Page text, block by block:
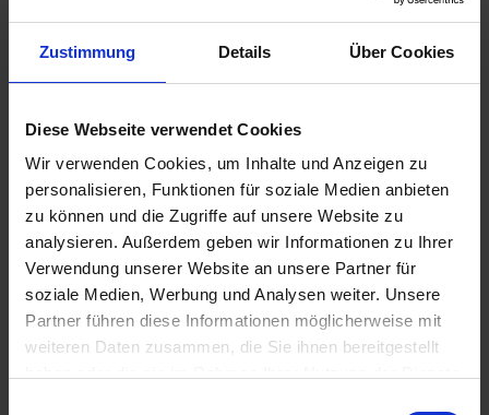
Zustimmung Details Über Cookies
Diese Webseite verwendet Cookies
Wir verwenden Cookies, um Inhalte und Anzeigen zu
personalisieren, Funktionen für soziale Medien anbieten
zu können und die Zugriffe auf unsere Website zu
analysieren. Außerdem geben wir Informationen zu Ihrer
Verwendung unserer Website an unsere Partner für
soziale Medien, Werbung und Analysen weiter. Unsere
Partner führen diese Informationen möglicherweise mit
weiteren Daten zusammen, die Sie ihnen bereitgestellt
Serraboss
zzgl. MwSt.
13,37 € / l
ZUM PRODUKT
XtremeClean
zzgl. MwSt.
7,66 € / l
ZUM PRODUKT